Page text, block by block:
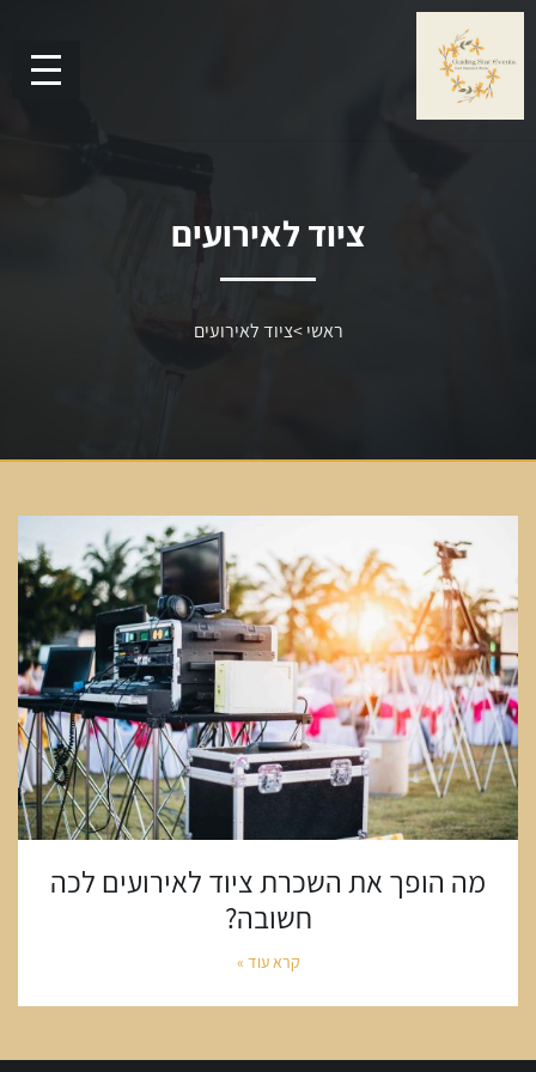
ציוד לאירועים
ראשי>ציוד לאירועים
מה הופך את השכרת ציוד לאירועים לכה
חשובה?
קרא עוד »